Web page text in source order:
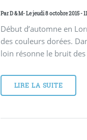
ParD & M- Le jeudi 8 octobre 2015 -
Début d’automne en
des couleurs dorées.
loin résonne le bruit
LIRE LA SUITE